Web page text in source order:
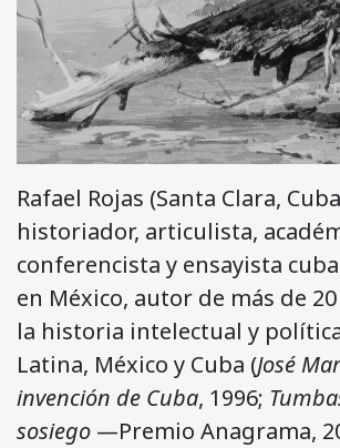
Rafael Rojas (Santa Clara,
historiador, articulista,
conferencista y ensayista
en México, autor de más de
la historia intelectual y
Latina, México y Cuba (José
invención de Cuba, 1996;
sosiego —Premio Anagrama,